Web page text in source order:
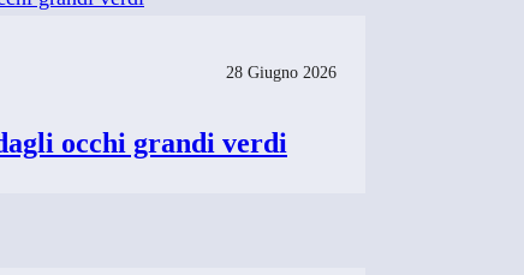
28 Giugno 2026
occhi grandi verdi